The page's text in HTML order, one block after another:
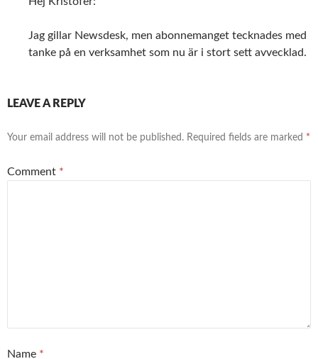
Jag gillar Newsdesk, men abonnemanget tecknades med
tanke på en verksamhet som nu är i stort sett avvecklad.
LEAVE A REPLY
Your email address will not be published. Required fields are marked *
Comment *
Name *